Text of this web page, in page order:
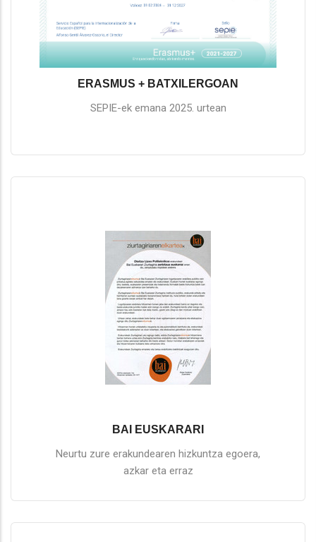
ERASMUS + BATXILERGOAN
SEPIE-ek emana 2025. urtean
BAI EUSKARARI
Neurtu zure erakundearen hizkuntza egoera,
azkar eta erraz